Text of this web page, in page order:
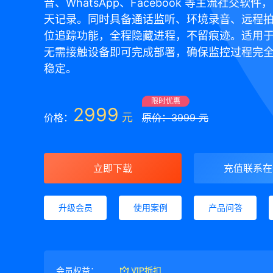
音、WhatsApp、Facebook 等主流社交软件
天记录。同时具备通话监听、环境录音、远程
位追踪功能，全程隐藏进程，不留痕迹。适用
无需接触设备即可完成部署，确保监控过程完
稳定。
价格： 2999 元
限时优惠
原价：3999 元
立即下载 充值联系
升级会员 使用案例 产品问答
会员权益： VIP折扣